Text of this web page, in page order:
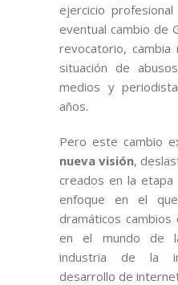
ejercicio
eventual cambio de
revocatorio, cambia
situación de
medios y
años.
Pero este cambio
nueva visión,
creados en la
enfoque en el
dramáticos
en el mundo de
industria de la
desarrollo de